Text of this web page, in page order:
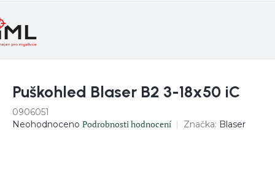
Puškohled Blaser B2 3-18x50 iC
0906051
Průměrné
Neohodnoceno Podrobnosti hodnocení Značka: Blaser